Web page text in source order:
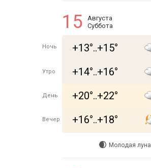
15
Августа
Суббота
Ночь +13°..+15°
Утро +14°..+16°
День +20°..+22°
Вечер +16°..+18°
Молодая луна